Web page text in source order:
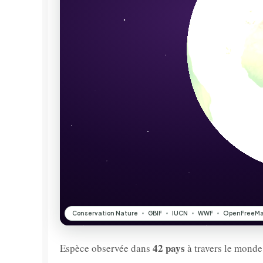
Espèce observée dans 42 pays à travers le